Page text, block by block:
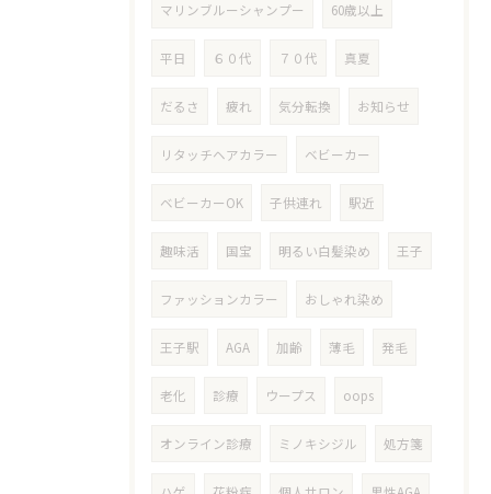
マリンブルーシャンプー 60歳以上
平日 ６０代 ７０代 真夏
だるさ 疲れ 気分転換 お知らせ
リタッチヘアカラー ベビーカー
ベビーカーOK 子供連れ 駅近
趣味活 国宝 明るい白髪染め 王子
ファッションカラー おしゃれ染め
王子駅 AGA 加齢 薄毛 発毛
老化 診療 ウープス oops
オンライン診療 ミノキシジル 処方箋